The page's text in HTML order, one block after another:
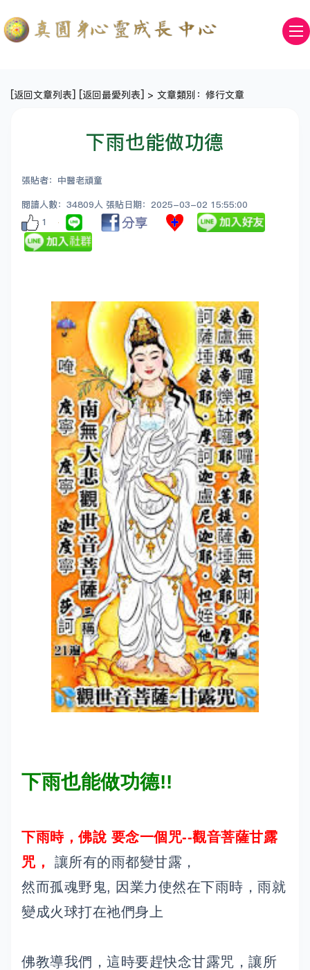
[返回文章列表] [返回最愛列表] > 文章類別：修行文章
下雨也能做功德
張貼者：中醫老頑童
閱讀人數：34809人 張貼日期：2025-03-02 15:55:00
1
下雨也能做功德!!
下雨時，佛說 要念一個咒--觀音菩薩甘露
咒，
讓所有的雨都變甘露，
然而孤魂野鬼, 因業力使然在下雨時，雨就
變成火球打在祂們身上
佛教導我們，這時要趕快念甘露咒，讓所